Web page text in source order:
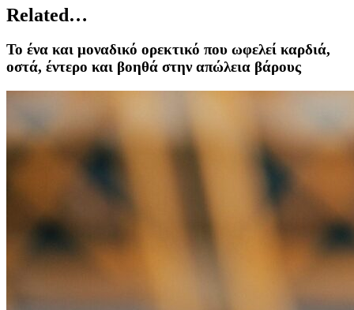
Related…
Το ένα και μοναδικό ορεκτικό που ωφελεί καρδιά,
οστά, έντερο και βοηθά στην απώλεια βάρους